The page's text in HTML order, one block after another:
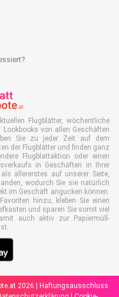
Flugblätter, wöchentliche
Lookbooks von allen Geschäften
Sie zu jeder Zeit auf dem
der Flugblätter und finden ganz
Flugblattaktion oder einen
in Geschäften in Ihrer
allererstes auf unserer Seite,
wodurch Sie sie natürlich
im Geschäft angucken können.
hinzu, kleben Sie einen
und sparen Sie somit viel
auch aktiv zur Papiermüll-
2026 | Haftungsausschluss